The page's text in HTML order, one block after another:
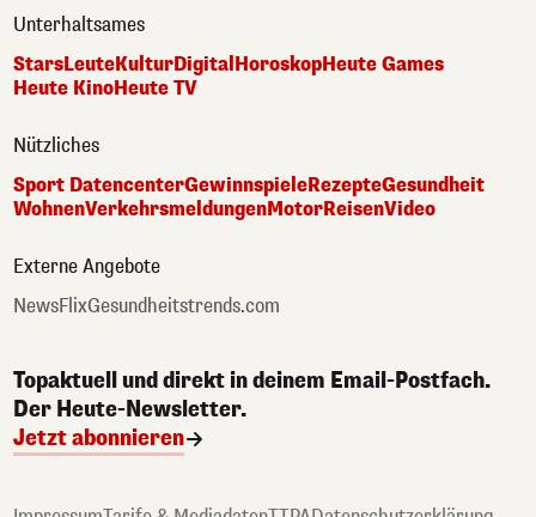
Unterhaltsames
StarsLeuteKulturDigitalHoroskopHeute Games
Heute KinoHeute TV
Nützliches
Sport DatencenterGewinnspieleRezepteGesundheit
WohnenVerkehrsmeldungenMotorReisenVideo
Externe Angebote
NewsFlixGesundheitstrends.com
Topaktuell und direkt in deinem Email-Postfach.
Der Heute-Newsletter.
Jetzt abonnieren